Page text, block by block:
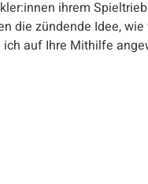
ihrem
die zündende Idee, wie
auf Ihre Mithilfe